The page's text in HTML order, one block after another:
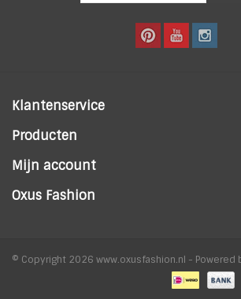
Klantenservice
Producten
Mijn account
Oxus Fashion
© Copyright 2026 www.oxusfashion.nl - Powered